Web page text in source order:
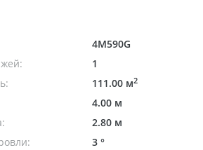
4M590G
1
111.00 м2
4.00 м
2.80 м
3 °